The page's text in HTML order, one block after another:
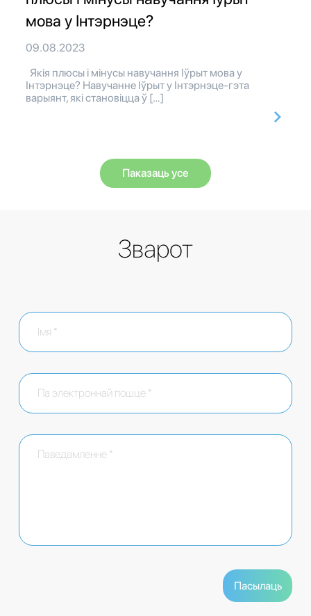
мова у Інтэрнэце?
09.08.2023
Якія плюсы і мінусы навучання Іўрыт мова у
Інтэрнэце? Навучанне Іўрыт у Інтэрнэце-гэта
варыянт, які становіцца ў […]
Паказаць усе
Зварот